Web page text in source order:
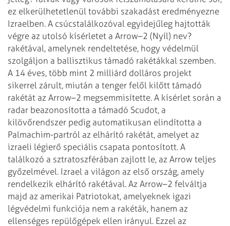
ez elkerülhetetlenül további szakadást eredményezne
Izraelben. A csúcstalálkozóval egyidejűleg hajtották
végre az utolsó kísérletet a Arrow–2 (Nyíl) nev?
rakétával, amelynek rendeltetése, hogy védelmül
szolgáljon a ballisztikus támadó rakétákkal szemben.
A 14 éves, több mint 2 milliárd dolláros projekt
sikerrel zárult, miután a tenger felől kilőtt támadó
rakétát az Arrow–2 megsemmisítette. A kísérlet során a
radar beazonosította a támadó Scudot, a
kilövőrendszer pedig automatikusan elindította a
Palmachim-partról az elhárító rakétát, amelyet az
izraeli légierő speciális csapata pontosított. A
találkozó a sztratoszférában zajlott le, az Arrow teljes
győzelmével. Izrael a világon az első ország, amely
rendelkezik elhárító rakétával. Az Arrow–2 felváltja
majd az amerikai Patriotokat, amelyeknek igazi
légvédelmi funkciója nem a rakéták, hanem az
ellenséges repülőgépek ellen irányul. Ezzel az